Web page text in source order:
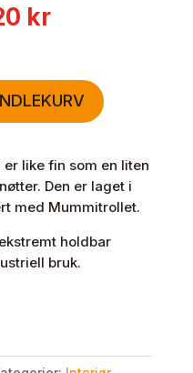
kr.
krNåværende
231.20 kr.
like fin som en liten
Den er laget i
med Mummitrollet.
holdbar
bruk.